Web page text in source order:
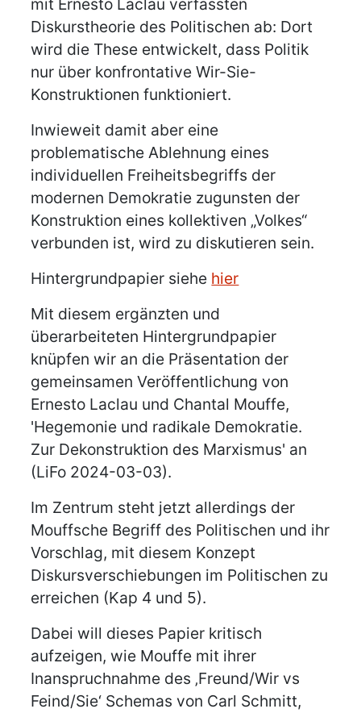
mit Ernesto Laclau verfassten
Diskurstheorie des Politischen ab: Dort
wird die These entwickelt, dass Politik
nur über konfrontative Wir-Sie-
Konstruktionen funktioniert.
Inwieweit damit aber eine
problematische Ablehnung eines
individuellen Freiheitsbegriffs der
modernen Demokratie zugunsten der
Konstruktion eines kollektiven „Volkes“
verbunden ist, wird zu diskutieren sein.
Hintergrundpapier siehe hier
Mit diesem ergänzten und
überarbeiteten Hintergrundpapier
knüpfen wir an die Präsentation der
gemeinsamen Veröffentlichung von
Ernesto Laclau und Chantal Mouffe,
'Hegemonie und radikale Demokratie.
Zur Dekonstruktion des Marxismus' an
(LiFo 2024-03-03).
Im Zentrum steht jetzt allerdings der
Mouffsche Begriff des Politischen und ihr
Vorschlag, mit diesem Konzept
Diskursverschiebungen im Politischen zu
erreichen (Kap 4 und 5).
Dabei will dieses Papier kritisch
aufzeigen, wie Mouffe mit ihrer
Inanspruchnahme des ‚Freund/Wir vs
Feind/Sie‘ Schemas von Carl Schmitt,